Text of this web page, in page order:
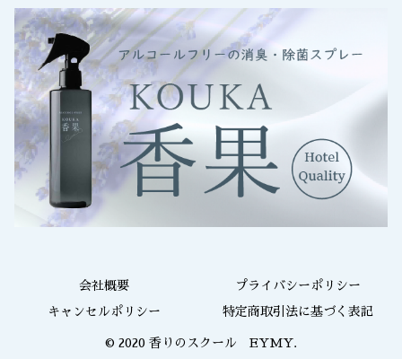
会社概要 プライバシーポリシー
キャンセルポリシー 特定商取引法に基づく表記
© 2020 香りのスクール EYMY.